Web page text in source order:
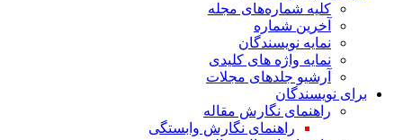
کلیه شماره‌های مجله
آخرین شماره
نمایه نویسندگان
نمایه واژه های کلیدی
آرشیو جلدهای مجلات
برای نویسندگان
راهنمای نگارش مقاله
راهنمای نگارش وابستگی